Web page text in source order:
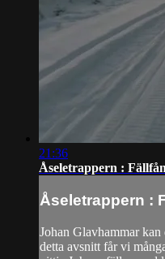
21:36
Åseletrappern :
Åseletrappern :
Johan Glavhammar
detta avsnitt får vi